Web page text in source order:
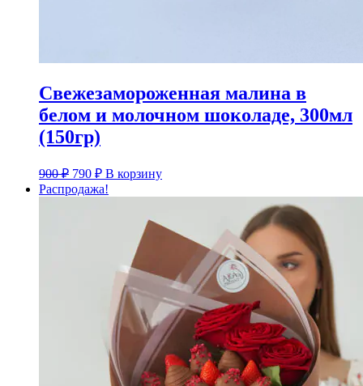
Свежезамороженная малина в
белом и молочном шоколаде, 300мл
(150гр)
900₽ Первоначальная
цена
составляла
790 ₽Текущая
цена:
В корзину
Распродажа!